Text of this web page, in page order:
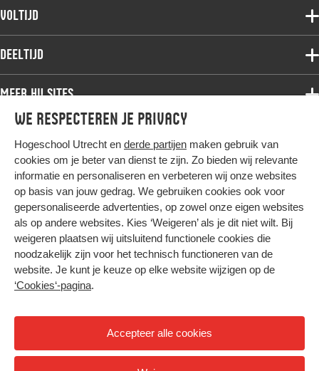
We respecteren je privacy
Hogeschool Utrecht en derde partijen maken gebruik van
cookies om je beter van dienst te zijn. Zo bieden wij relevante
informatie en personaliseren en verbeteren wij onze websites
op basis van jouw gedrag. We gebruiken cookies ook voor
gepersonaliseerde advertenties, op zowel onze eigen websites
als op andere websites. Kies ‘Weigeren’ als je dit niet wilt. Bij
weigeren plaatsen wij uitsluitend functionele cookies die
noodzakelijk zijn voor het technisch functioneren van de
website. Je kunt je keuze op elke website wijzigen op de
‘Cookies‘-pagina.
Accepteer alle cookies
Voltijdopleidingen
Deeltijdopleidingen
Onderzoek
Werken bij de HU
Contact
Voltijd
Associate degree
Bachelor
Master
Studiekeuze voltijd
Deeltijd
Associate degree
Bachelor
Master
Post-master
Studiekeuze deeltijd
Meer HU sites
HU International
HU Bibliotheek
HU Ontwikkelt
Duurzame HU
Intranet
Trajectum
Hier komt alles samen
Colofon
Privacy
Cookies
Nieuwsbrief
Hoog contrast